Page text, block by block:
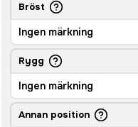
Bröst
Ingen märkning
Rygg
Ingen märkning
Annan position